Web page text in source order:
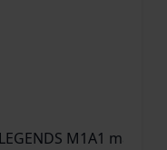
M1A1